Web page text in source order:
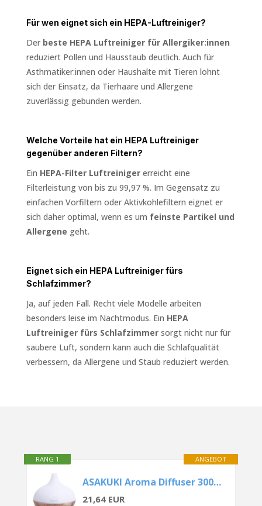
Für wen eignet sich ein HEPA-Luftreiniger?
Der beste HEPA Luftreiniger für Allergiker:innen
reduziert Pollen und Hausstaub deutlich. Auch für
Asthmatiker:innen oder Haushalte mit Tieren lohnt
sich der Einsatz, da Tierhaare und Allergene
zuverlässig gebunden werden.
Welche Vorteile hat ein HEPA Luftreiniger
gegenüber anderen Filtern?
Ein HEPA-Filter Luftreinigererreicht eine
Filterleistung von bis zu 99,97 %. Im Gegensatz zu
einfachen Vorfiltern oder Aktivkohlefiltern eignet er
sich daher optimal, wenn es um feinste Partikel und
Allergene geht.
Eignet sich ein HEPA Luftreiniger fürs
Schlafzimmer?
Ja, auf jeden Fall. Recht viele Modelle arbeiten
besonders leise im Nachtmodus. Ein HEPA
Luftreiniger fürs Schlafzimmersorgt nicht nur für
saubere Luft, sondern kann auch die Schlafqualität
verbessern, da Allergene und Staub reduziert werden.
ANGEBOT
RANG 1
ASAKUKI Aroma Diffuser 300ML
21,64 EUR